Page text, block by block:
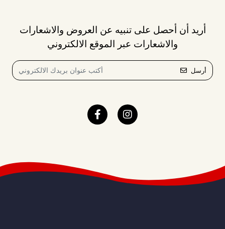
أريد أن أحصل على تنبيه عن العروض والاشعارات
والاشعارات عبر الموقع الالكتروني
أرسل